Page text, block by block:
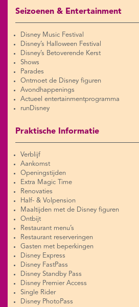
Seizoenen & Entertainment
Disney Music Festival
Disney’s Halloween Festival
Disney’s Betoverende Kerst
Shows
Parades
Ontmoet de Disney figuren
Avondhappenings
Actueel entertainmentprogramma
runDisney
Praktische Informatie
Verblijf
Aankomst
Openingstijden
Extra Magic Time
Renovaties
Half- & Volpension
Maaltijden met de Disney figuren
Ontbijt
Restaurant menu’s
Restaurant reserveringen
Gasten met beperkingen
Disney Express
Disney FastPass
Disney Standby Pass
Disney Premier Access
Single Rider
Disney PhotoPass